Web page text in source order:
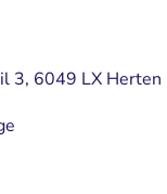
3, 6049 LX Herten